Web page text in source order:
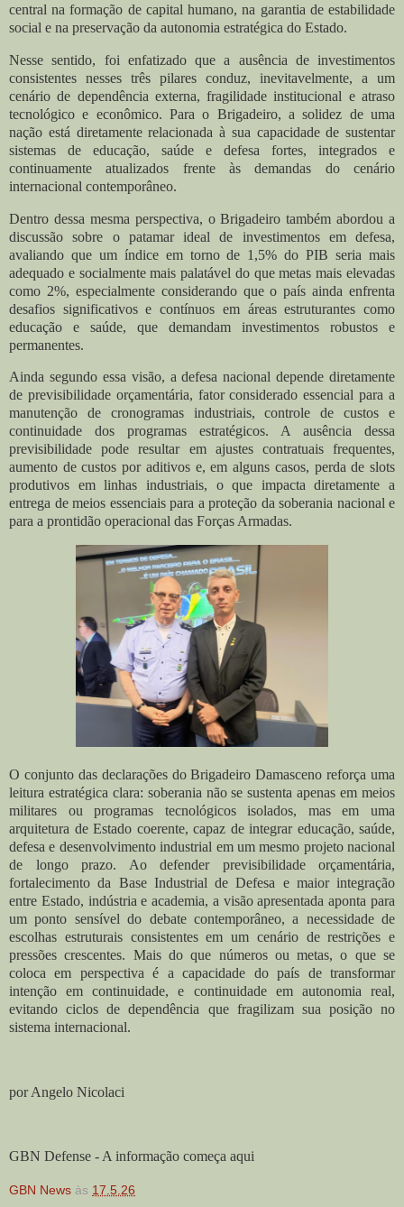
central na formação de capital humano, na garantia de estabilidade
social e na preservação da autonomia estratégica do Estado.
Nesse sentido, foi enfatizado que a ausência de investimentos
consistentes nesses três pilares conduz, inevitavelmente, a um
cenário de dependência externa, fragilidade institucional e atraso
tecnológico e econômico. Para o Brigadeiro, a solidez de uma
nação está diretamente relacionada à sua capacidade de sustentar
sistemas de educação, saúde e defesa fortes, integrados e
continuamente atualizados frente às demandas do cenário
internacional contemporâneo.
Dentro dessa mesma perspectiva, o Brigadeiro também abordou a
discussão sobre o patamar ideal de investimentos em defesa,
avaliando que um índice em torno de 1,5% do PIB seria mais
adequado e socialmente mais palatável do que metas mais elevadas
como 2%, especialmente considerando que o país ainda enfrenta
desafios significativos e contínuos em áreas estruturantes como
educação e saúde, que demandam investimentos robustos e
permanentes.
Ainda segundo essa visão, a defesa nacional depende diretamente
de previsibilidade orçamentária, fator considerado essencial para a
manutenção de cronogramas industriais, controle de custos e
continuidade dos programas estratégicos. A ausência dessa
previsibilidade pode resultar em ajustes contratuais frequentes,
aumento de custos por aditivos e, em alguns casos, perda de slots
produtivos em linhas industriais, o que impacta diretamente a
entrega de meios essenciais para a proteção da soberania nacional e
para a prontidão operacional das Forças Armadas.
O conjunto das declarações do Brigadeiro Damasceno reforça uma
leitura estratégica clara: soberania não se sustenta apenas em meios
militares ou programas tecnológicos isolados, mas em uma
arquitetura de Estado coerente, capaz de integrar educação, saúde,
defesa e desenvolvimento industrial em um mesmo projeto nacional
de longo prazo. Ao defender previsibilidade orçamentária,
fortalecimento da Base Industrial de Defesa e maior integração
entre Estado, indústria e academia, a visão apresentada aponta para
um ponto sensível do debate contemporâneo, a necessidade de
escolhas estruturais consistentes em um cenário de restrições e
pressões crescentes. Mais do que números ou metas, o que se
coloca em perspectiva é a capacidade do país de transformar
intenção em continuidade, e continuidade em autonomia real,
evitando ciclos de dependência que fragilizam sua posição no
sistema internacional.
por Angelo Nicolaci
GBN Defense - A informação começa aqui
GBN News às 17.5.26